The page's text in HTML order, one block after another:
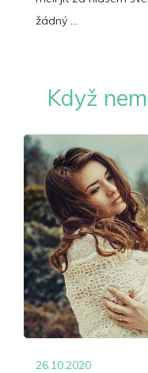
žádný ...
Když
26.10.2020